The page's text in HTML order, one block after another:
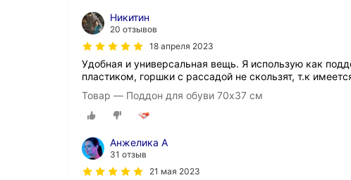
Никитин
20 отзывов
18 апреля 2023
Удобная и универсальная вещь. Я использую как
пластиком, горшки с рассадой не скользят, т.к
Товар — Поддон для обуви 70х37 см
Анжелика А
31 отзыв
21 мая 2023